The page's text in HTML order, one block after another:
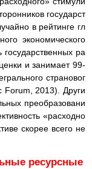
государст
в рейтинге гл
экономического
ра
и занимает 99-
страновог
Forum, 2013). Други
преобразовани
«расходно
скорее всего не
ресурсные